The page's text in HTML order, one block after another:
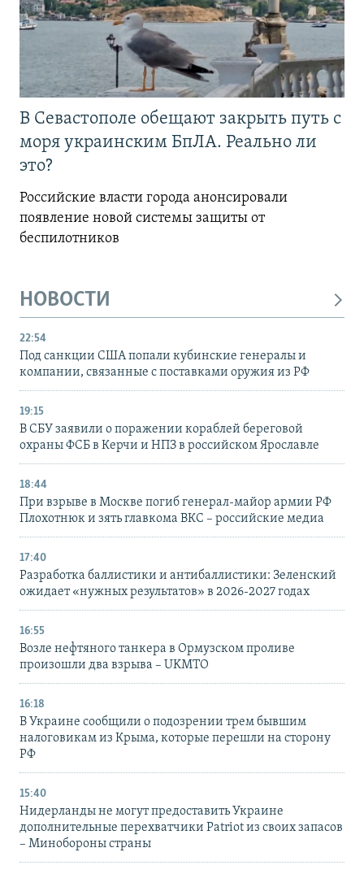
В Севастополе обещают закрыть путь с
моря украинским БпЛА. Реально ли
это?
Российские власти города анонсировали
появление новой системы защиты от
беспилотников
НОВОСТИ
22:54
Под санкции США попали кубинские генералы и
компании, связанные с поставками оружия из РФ
19:15
В СБУ заявили о поражении кораблей береговой
охраны ФСБ в Керчи и НПЗ в российском Ярославле
18:44
При взрыве в Москве погиб генерал-майор армии РФ
Плохотнюк и зять главкома ВКС – российские медиа
17:40
Разработка баллистики и антибаллистики: Зеленский
ожидает «нужных результатов» в 2026-2027 годах
16:55
Возле нефтяного танкера в Ормузском проливе
произошли два взрыва – UKMTO
16:18
В Украине сообщили о подозрении трем бывшим
налоговикам из Крыма, которые перешли на сторону
РФ
15:40
Нидерланды не могут предоставить Украине
дополнительные перехватчики Patriot из своих запасов
– Минобороны страны